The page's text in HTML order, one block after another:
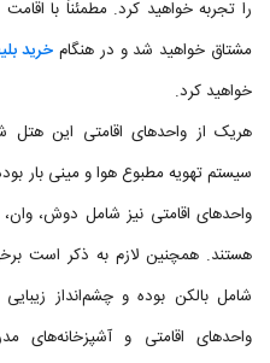
را تجربه خواهید کرد. مطمئناً با
مشتاق خواهید شد و در هنگام خرید
خواهید کرد.
هریک از واحدهای اقامتی این هتل
سیستم تهویه مطبوع هوا و مینی بار
واحدهای اقامتی نیز شامل دوش، وان،
هستند. همچنین لازم به ذکر است
شامل بالکن بوده و چشم‌انداز